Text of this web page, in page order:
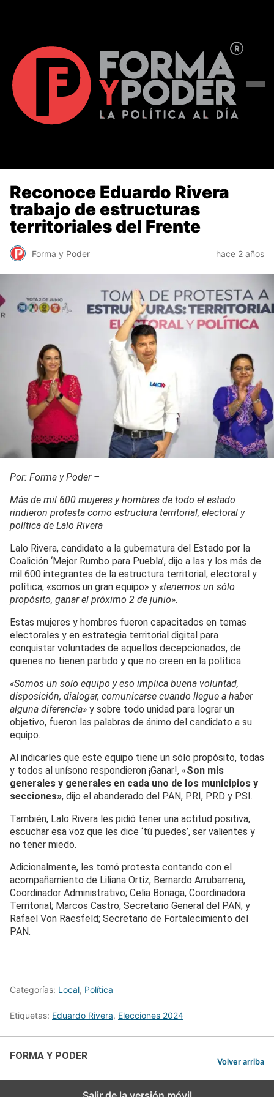
Reconoce Eduardo Rivera
trabajo de estructuras
territoriales del Frente
Forma y Poder hace 2 años
Por: Forma y Poder –
Más de mil 600 mujeres y hombres de todo el estado
rindieron protesta como estructura territorial, electoral y
política de Lalo Rivera
Lalo Rivera, candidato a la gubernatura del Estado por la
Coalición ‘Mejor Rumbo para Puebla’, dijo a las y los más de
mil 600 integrantes de la estructura territorial, electoral y
política, «somos un gran equipo» y «tenemos un sólo
propósito, ganar el próximo 2 de junio».
Estas mujeres y hombres fueron capacitados en temas
electorales y en estrategia territorial digital para
conquistar voluntades de aquellos decepcionados, de
quienes no tienen partido y que no creen en la política.
«Somos un solo equipo y eso implica buena voluntad,
disposición, dialogar, comunicarse cuando llegue a haber
alguna diferencia» y sobre todo unidad para lograr un
objetivo, fueron las palabras de ánimo del candidato a su
equipo.
Al indicarles que este equipo tiene un sólo propósito, todas
y todos al unísono respondieron ¡Ganar!, «Son mis
generales y generales en cada uno de los municipios y
secciones», dijo el abanderado del PAN, PRI, PRD y PSI.
También, Lalo Rivera les pidió tener una actitud positiva,
escuchar esa voz que les dice ‘tú puedes’, ser valientes y
no tener miedo.
Adicionalmente, les tomó protesta contando con el
acompañamiento de Liliana Ortiz; Bernardo Arrubarrena,
Coordinador Administrativo; Celia Bonaga, Coordinadora
Territorial; Marcos Castro, Secretario General del PAN; y
Rafael Von Raesfeld; Secretario de Fortalecimiento del
PAN.
Categorías: Local, Política
Etiquetas: Eduardo Rivera, Elecciones 2024
FORMA Y PODER
Volver arriba